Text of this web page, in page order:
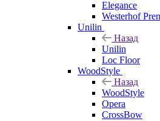
Elegance
Westerhof
Unilin
Назад
Unilin
Loc Floor
WoodStyle
Назад
WoodStyle
Opera
CrossBow